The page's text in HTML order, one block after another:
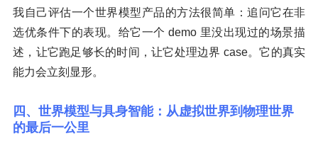
我自己评估一个世界模型产品的方法很简单：追问它在非
选优条件下的表现。给它一个 demo 里没出现过的场景描
述，让它跑足够长的时间，让它处理边界 case。它的真实
能力会立刻显形。
四、世界模型与具身智能：从虚拟世界到物理世界
的最后一公里